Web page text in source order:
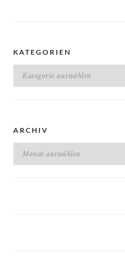
KATEGORIEN
Kategorien
ARCHIV
Archiv